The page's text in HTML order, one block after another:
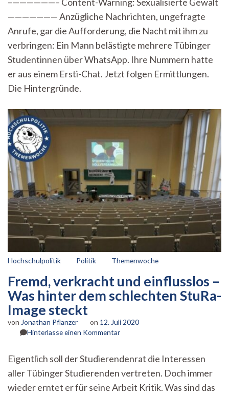
dir
etwas
sagen?“
–
Von
unschuldigen
Fragen
und
——————— Anzügliche Nachrichten, ungefragte
Anrufe, gar die Aufforderung, die Nacht mit ihm zu
verbringen: Ein Mann belästigte mehrere Tübinger
Studentinnen über WhatsApp. Ihre Nummern hatte
er aus einem Ersti-Chat. Jetzt folgen Ermittlungen.
Die Hintergründe.
Hochschulpolitik Politik Themenwoche
Fremd, verkracht und einflusslos –
Was hinter dem schlechten StuRa-
Image steckt
von Jonathan Pflanzer on 12. Juli 2020
Hinterlasse einen Kommentarzu
und
einflusslos
–
Was
Eigentlich soll der Studierendenrat die Interessen
aller Tübinger Studierenden vertreten. Doch immer
wieder erntet er für seine Arbeit Kritik. Was sind das